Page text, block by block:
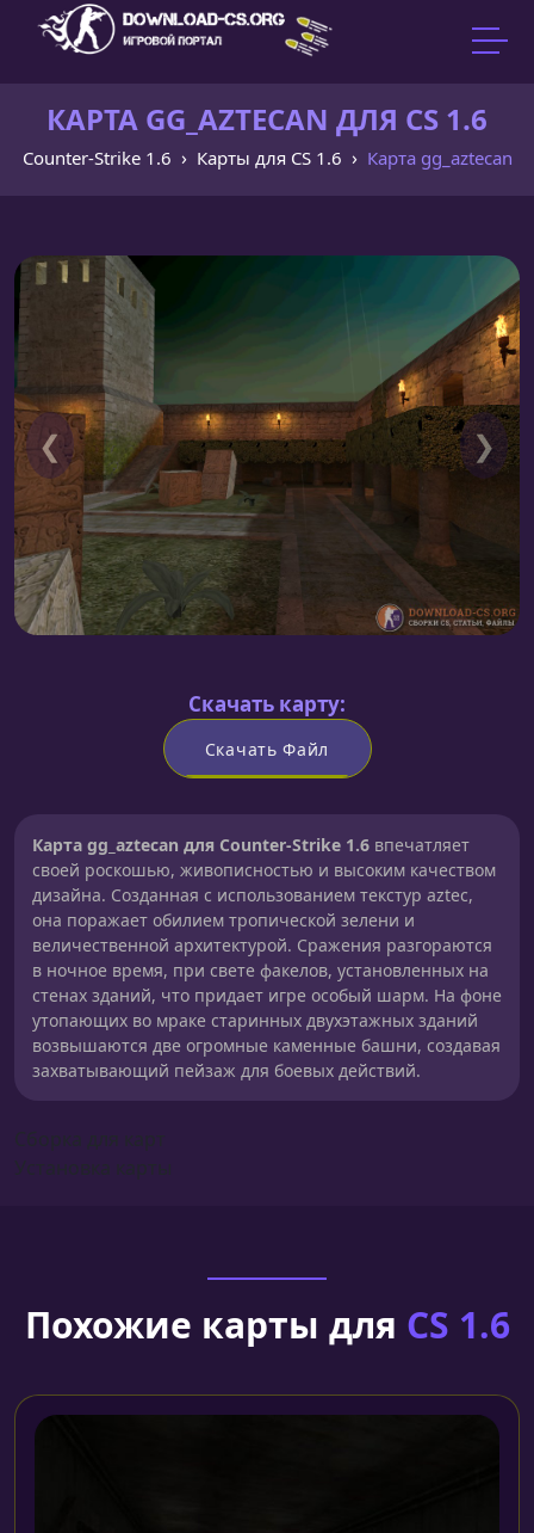
КАРТА GG_AZTECAN ДЛЯ CS 1.6
Counter-Strike 1.6 Карты для CS 1.6 Карта gg_aztecan
❮ ❯
Скачать карту:
Скачать Файл
Карта gg_aztecan для Counter-Strike 1.6 впечатляет
своей роскошью, живописностью и высоким качеством
дизайна. Созданная с использованием текстур aztec,
она поражает обилием тропической зелени и
величественной архитектурой. Сражения разгораются
в ночное время, при свете факелов, установленных на
стенах зданий, что придает игре особый шарм. На фоне
утопающих во мраке старинных двухэтажных зданий
возвышаются две огромные каменные башни, создавая
захватывающий пейзаж для боевых действий.
Похожие карты для CS 1.6